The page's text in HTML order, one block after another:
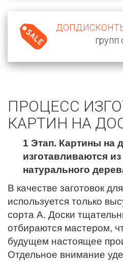
групп
ПРОЦЕСС
КАРТИН НА
1 Этап. Картины на
изготавливаются
натурального
В качестве заготовок
используется только
сорта А. Доски
отбираются мастером,
будущем настоящее
Отдельное внимание